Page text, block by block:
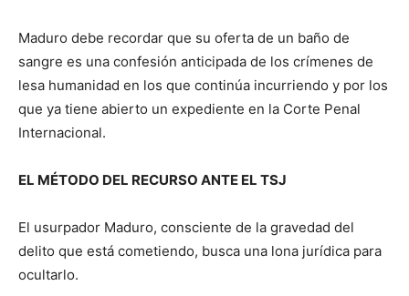
Maduro debe recordar que su oferta de un baño de
sangre es una confesión anticipada de los crímenes de
lesa humanidad en los que continúa incurriendo y por los
que ya tiene abierto un expediente en la Corte Penal
Internacional.
EL MÉTODO DEL RECURSO ANTE EL TSJ
El usurpador Maduro, consciente de la gravedad del
delito que está cometiendo, busca una lona jurídica para
ocultarlo.